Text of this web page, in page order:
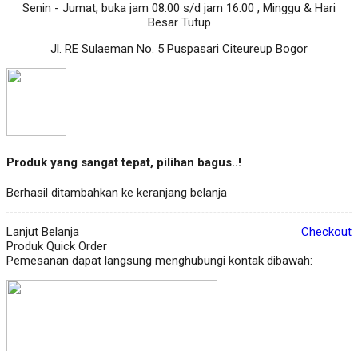
Senin - Jumat, buka jam 08.00 s/d jam 16.00 , Minggu & Hari
Besar Tutup
Jl. RE Sulaeman No. 5 Puspasari Citeureup Bogor
Produk yang sangat tepat, pilihan bagus..!
Berhasil ditambahkan ke keranjang belanja
Lanjut Belanja
Checkout
Produk Quick Order
Pemesanan dapat langsung menghubungi kontak dibawah: